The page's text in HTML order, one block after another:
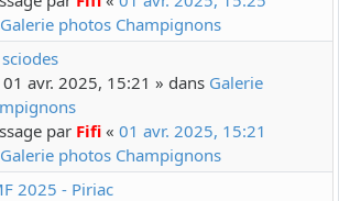
Galerie photos Champignons
01 avr. 2025, 15:21 » dans Galerie
par Fifi « 01 avr. 2025, 15:21
Galerie photos Champignons
2025 - Piriac